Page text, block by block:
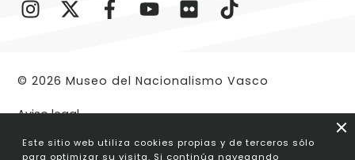
© 2026 Museo del Nacionalismo Vasco
Aviso legal
Este sitio web utiliza cookies propias y de terceros sólo
para optimizar su visita. Si continúa navegando